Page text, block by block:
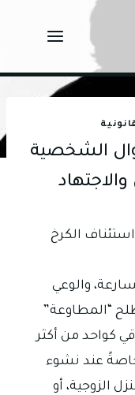
الشخصية
الكرخ
والوعي
“المطاوعة”
كواحد من أكثر
خاصةً عند نشوء
الزوجية، أو